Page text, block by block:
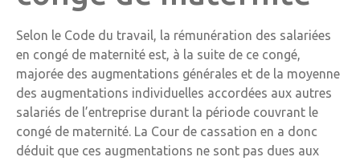
Selon le Code du travail, la rémunération des salariées
en congé de maternité est, à la suite de ce congé,
majorée des augmentations générales et de la moyenne
des augmentations individuelles accordées aux autres
salariés de l’entreprise durant la période couvrant le
congé de maternité. La Cour de cassation en a donc
déduit que ces augmentations ne sont pas dues aux